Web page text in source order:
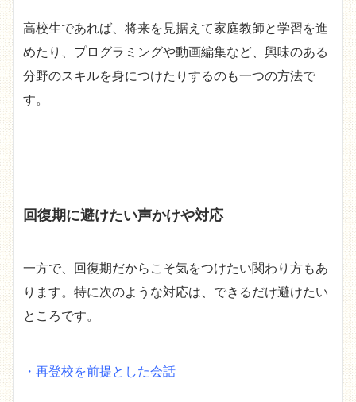
高校生であれば、将来を見据えて家庭教師と学習を進
めたり、プログラミングや動画編集など、興味のある
分野のスキルを身につけたりするのも一つの方法で
す。
回復期に避けたい声かけや対応
一方で、回復期だからこそ気をつけたい関わり方もあ
ります。特に次のような対応は、できるだけ避けたい
ところです。
・再登校を前提とした会話